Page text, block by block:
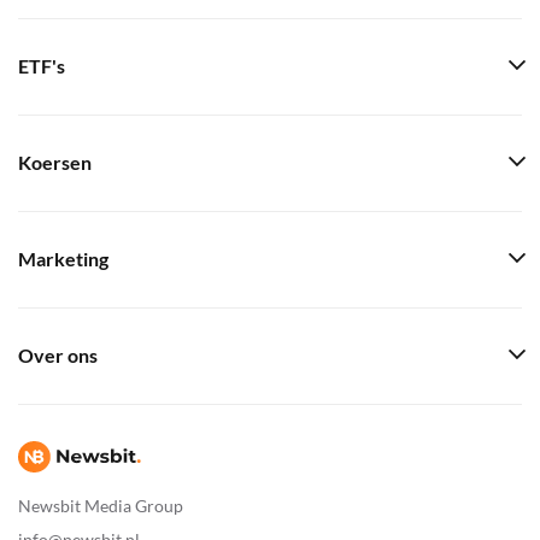
Newsbit Media Group
ETF's
Koersen
Marketing
Over ons